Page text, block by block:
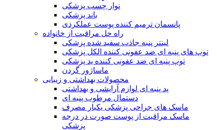
نوار چسب پزشکی
باند پزشکی
پانسمان ترمیم کننده پوست عملکردی
راه حل مراقبت از خانواده
لینتر پنبه جاذب سفید شده پزشکی
توپ های پنبه ای ضد عفونی کننده الکل پزشکی
توپ پنبه ای ضد عفونی کننده ید پزشکی
ماساژور گردن
محصولات بهداشتی و زیبایی
پد پنبه ای لوازم آرایشی و بهداشتی
دستمال مرطوب پنبه ای
ماسک های جراحی پزشکی یکبار مصرف
ماسک مراقبت از پوست صورت در درجه
پزشکی